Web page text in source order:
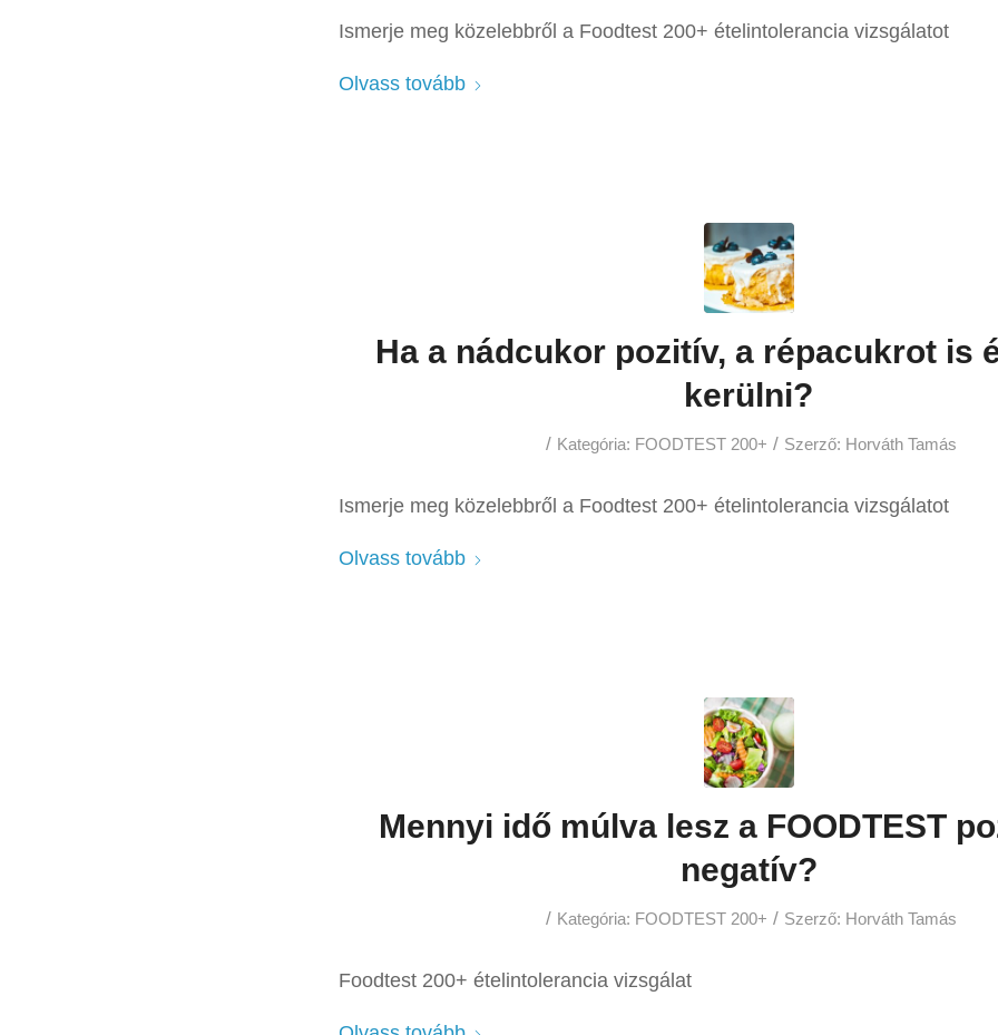
Ismerje meg közelebbről a Foodtest 200+ ételintolerancia vizsgálatot
Olvass tovább
Ha a nádcukor pozitív, a répacukrot is
kerülni?
/ Kategória: FOODTEST 200+ / Szerző: Horváth Tamás
Ismerje meg közelebbről a Foodtest 200+ ételintolerancia vizsgálatot
Olvass tovább
Mennyi idő múlva lesz a FOODTEST
negatív?
/ Kategória: FOODTEST 200+ / Szerző: Horváth Tamás
Foodtest 200+ ételintolerancia vizsgálat